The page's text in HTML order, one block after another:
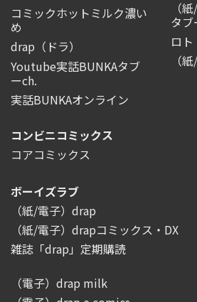
コミックホットミルク濃い
め
drap（ドラ）
Youtube実話BUNKAタブ
ーch.
実話BUNKAオンライン
（
タブ
ロ
（
コンビニコミックス
コアコミックス
ボーイズラブ
（紙/電子）drap
（紙/電子）drapコミックス・DX
雑誌「drap」定期購読
（電子）drap milk